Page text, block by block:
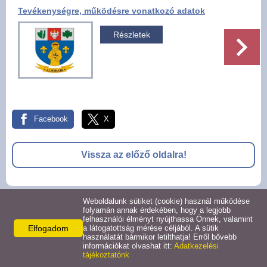
Pályázatok
Választási információk -
Felsőrajk
Alsórajk
Tevékenységre, működésre vonatkozó adatok
Részletek
Facebook X
Vissza az előző oldalra!
© 2026 -
Adatkezelési tájékoztató Oldal információk Impresszum
Elfogadom
Weboldalunk sütiket (cookie) használ működése
folyamán annak érdekében, hogy a legjobb
felhasználói élményt nyújthassa Önnek, valamint
a látogatottság mérése céljából. A sütik
használatát bármikor letilthatja! Erről bővebb
információkat olvashat itt: Adatkezelési
tájékoztatónk